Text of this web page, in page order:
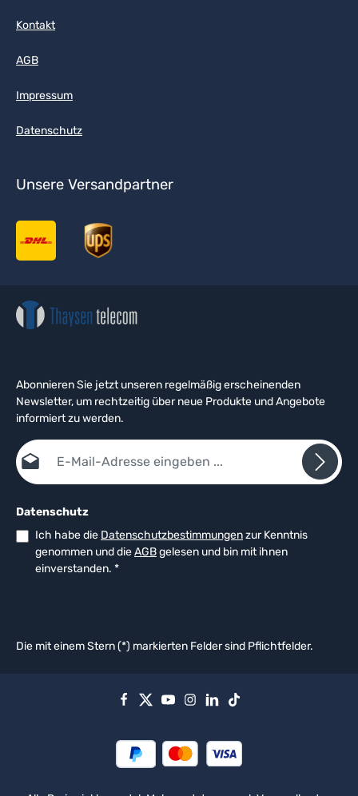
Kontakt
AGB
Impressum
Datenschutz
Unsere Versandpartner
Abonnieren Sie jetzt unseren regelmäßig erscheinenden
Newsletter, um rechtzeitig über neue Produkte und Angebote
informiert zu werden.
E-Mail-Adresse*
Datenschutz
Ich habe die Datenschutzbestimmungenzur Kenntnis
genommen und dieAGBgelesen und bin mit ihnen
einverstanden. *
Die mit einem Stern (*) markierten Felder sind Pflichtfelder.